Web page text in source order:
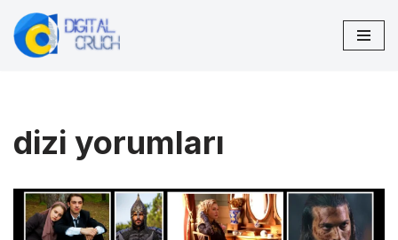
İçeriğe
dizi yorumları